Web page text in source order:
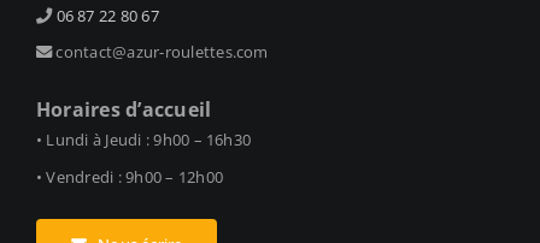
06 87 22 80 67
contact@azur-roulettes.com
Horaires d’accueil
• Lundi à Jeudi : 9h00 – 16h30
• Vendredi : 9h00 – 12h00